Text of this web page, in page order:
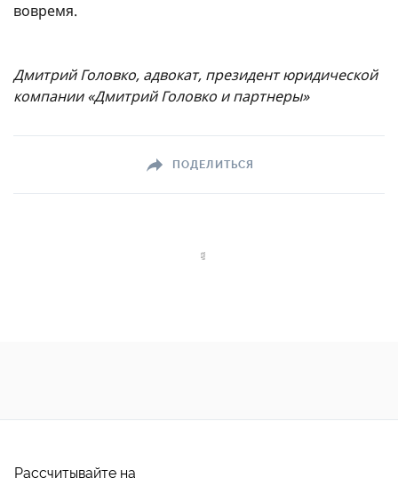
вовремя.
Дмитрий Головко, адвокат, президент юридической
компании «Дмитрий Головко и партнеры»
ПОДЕЛИТЬСЯ
Рассчитывайте на